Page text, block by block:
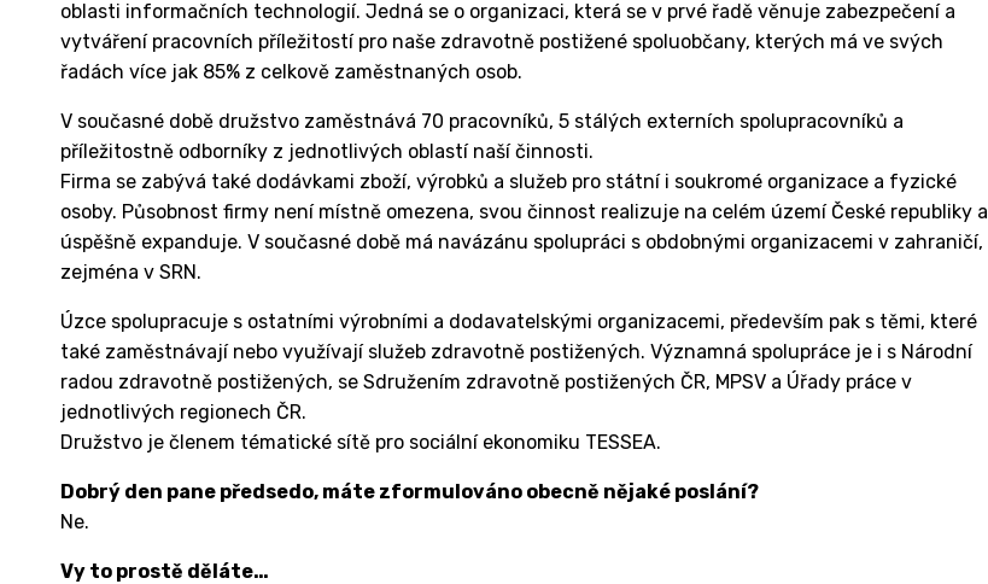
oblasti informačních technologií. Jedná se o organizaci, která se v prvé řadě věnuje zabezpečení a
vytváření pracovních příležitostí pro naše zdravotně postižené spoluobčany, kterých má ve svých
řadách více jak 85% z celkově zaměstnaných osob.
V současné době družstvo zaměstnává 70 pracovníků, 5 stálých externích spolupracovníků a
příležitostně odborníky z jednotlivých oblastí naší činnosti.
Firma se zabývá také dodávkami zboží, výrobků a služeb pro státní i soukromé organizace a fyzické
osoby. Působnost firmy není místně omezena, svou činnost realizuje na celém území České republiky a
úspěšně expanduje. V současné době má navázánu spolupráci s obdobnými organizacemi v zahraničí,
zejména v SRN.
Úzce spolupracuje s ostatními výrobními a dodavatelskými organizacemi, především pak s těmi, které
také zaměstnávají nebo využívají služeb zdravotně postižených. Významná spolupráce je i s Národní
radou zdravotně postižených, se Sdružením zdravotně postižených ČR, MPSV a Úřady práce v
jednotlivých regionech ČR.
Družstvo je členem tématické sítě pro sociální ekonomiku TESSEA.
Dobrý den pane předsedo, máte zformulováno obecně nějaké poslání?
Ne.
Vy to prostě děláte…